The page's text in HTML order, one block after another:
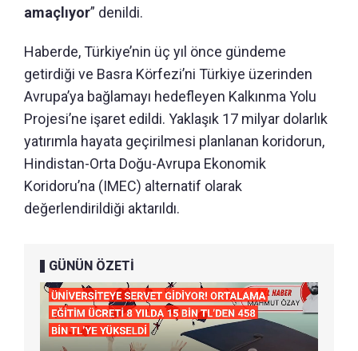
amaçlıyor” denildi.
Haberde, Türkiye’nin üç yıl önce gündeme
getirdiği ve Basra Körfezi’ni Türkiye üzerinden
Avrupa’ya bağlamayı hedefleyen Kalkınma Yolu
Projesi’ne işaret edildi. Yaklaşık 17 milyar dolarlık
yatırımla hayata geçirilmesi planlanan koridorun,
Hindistan-Orta Doğu-Avrupa Ekonomik
Koridoru’na (IMEC) alternatif olarak
değerlendirildiği aktarıldı.
GÜNÜN ÖZETİ